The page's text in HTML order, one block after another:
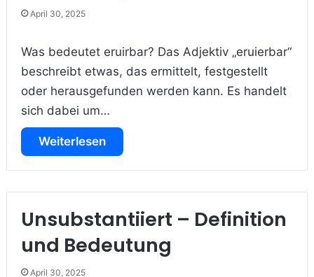
April 30, 2025
Was bedeutet eruirbar? Das Adjektiv „eruierbar“
beschreibt etwas, das ermittelt, festgestellt
oder herausgefunden werden kann. Es handelt
sich dabei um…
Weiterlesen
Unsubstantiiert – Definition
und Bedeutung
April 30, 2025